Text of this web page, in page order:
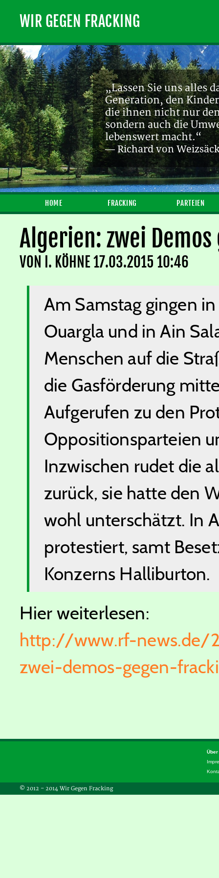
WIR GEGEN FRACKING
„Lassen Sie uns alles
Generation, den
die ihnen nicht nur
sondern auch die
lebenswert macht.“
— Richard von
HOME FRACKING PARTEIEN
Algerien: zwei
VON I. KÖHNE17.03.2015 10:46
Am Samstag gingen
Ouargla und in Ain
Menschen auf die
die Gasförderung
Aufgerufen zu den
Oppositionsparteien
Inzwischen rudet die
zurück, sie hatte den
wohl unterschätzt. In
protestiert, samt
Konzerns Halliburton.
Hier weiterlesen:
http://www.rf-news.de/
zwei-demos-gegen-
Über
© 2012 – 2014 Wir Gegen Fracking